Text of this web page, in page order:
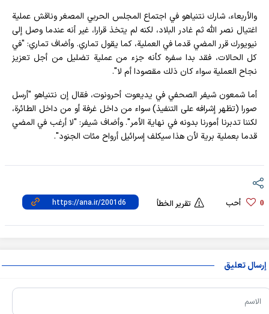
والأربعاء، شارك نتنياهو في اجتماع المجلس الحربي المصغر وناقش عملية
اغتيال نصر الله ثم غادر البلاد، لكنه لم يتخذ قرارا، غير أنه عندما وصل إلى
نيويورك قرر المضي قدما في العملية، كما يقول تماري. وأضاف تماري: "في
كل الحالات، فقد بدا سفره كأنه جزء من عملية تضليل من أجل تعزيز
نجاح العملية سواء كان ذلك مقصودا أم لا".
أما شمعون شيفر الصحفي في يديعوت أحرونوت، فقال إن نتنياهو "أرسل
صورا (تظهر إشرافه على التنفيذ) سواء من داخل غرفة أو من داخل الطائرة،
لكننا تدبرنا أمورنا بدونه في نهاية الأمر". وأضاف شيفر: "لا أرغب في المضي
قدما بعملية برية لأن هذا سيكلف إسرائيل أرواح مئات الجنود".
0 أحب تقرير الخطأ
إرسال تعليق